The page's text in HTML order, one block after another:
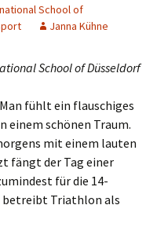
School of
Janna Kühne
School of Düsseldorf
fühlt ein flauschiges
einem schönen Traum.
mit einem lauten
fängt der Tag einer
für die 14-
betreibt Triathlon als